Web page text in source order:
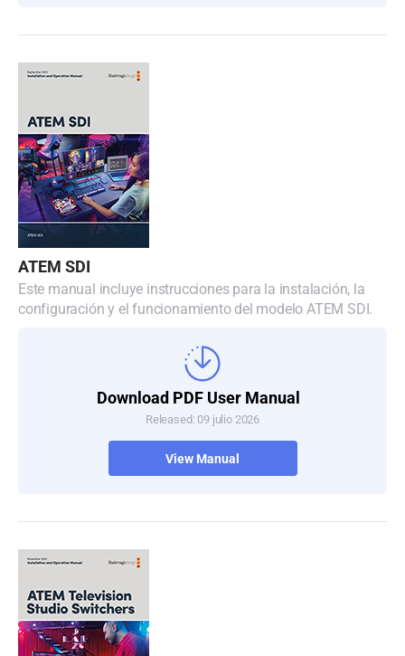
United Kingdom
United States
ATEM SDI
Este manual incluye instrucciones para la instalación, la
configuración y el funcionamiento del modelo ATEM SDI.
Download PDF User Manual
Released: 09 julio 2026
View Manual